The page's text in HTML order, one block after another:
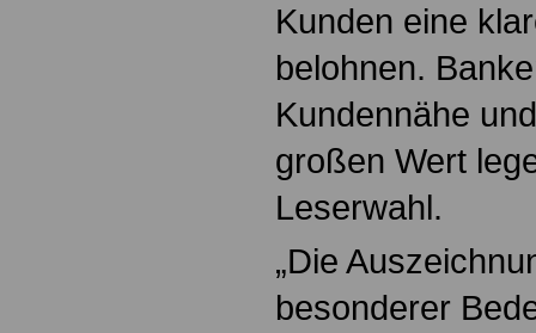
Kunden eine
belohnen.
Kundennähe
großen Wert
Leserwahl.
„Die
besonderer